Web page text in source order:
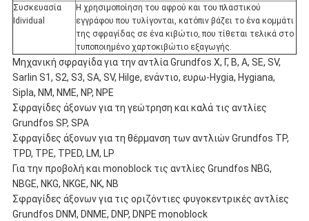
Συσκευασία
Idividual
Η χρησιμοποίηση του αφρού και του πλαστικού
εγγράφου που τυλίγονται, κατόπιν βάζει το ένα κομμάτι
της σφραγίδας σε ένα κιβώτιο, που τίθεται τελικά στο
τυποποιημένο χαρτοκιβώτιο εξαγωγής.
Μηχανική σφραγίδα για την αντλία Grundfos Χ, Γ, Β, Α, SE, SV,
Sarlin S1, S2, S3, SA, SV, Hilge, ενάντιο, ευρω-Hygia, Hygiana,
Sipla, NM, NME, NP, NPE
Σφραγίδες άξονων για τη γεώτρηση και καλά τις αντλίες
Grundfos SP, SPA
Σφραγίδες άξονων για τη θέρμανση των αντλιών Grundfos TP,
TPD, TPE, TPED, LM, LP
Για την προβολή και monoblock τις αντλίες Grundfos NBG,
NBGE, NKG, NKGE, NK, NB
Σφραγίδες άξονων για τις οριζόντιες φυγοκεντρικές αντλίες
Grundfos DNM, DNME, DNP, DNPE monoblock